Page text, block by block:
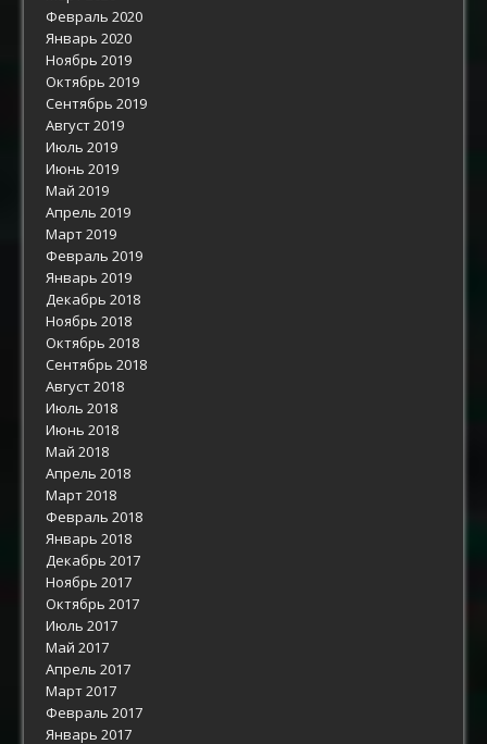
Февраль 2020
Январь 2020
Ноябрь 2019
Октябрь 2019
Сентябрь 2019
Август 2019
Июль 2019
Июнь 2019
Май 2019
Апрель 2019
Март 2019
Февраль 2019
Январь 2019
Декабрь 2018
Ноябрь 2018
Октябрь 2018
Сентябрь 2018
Август 2018
Июль 2018
Июнь 2018
Май 2018
Апрель 2018
Март 2018
Февраль 2018
Январь 2018
Декабрь 2017
Ноябрь 2017
Октябрь 2017
Июль 2017
Май 2017
Апрель 2017
Март 2017
Февраль 2017
Январь 2017